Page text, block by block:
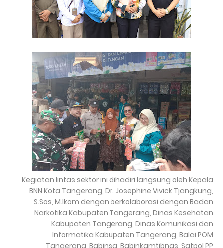
Kegiatan lintas sektor ini dihadiri langsung oleh Kepala
BNN Kota Tangerang, Dr. Josephine Vivick Tjangkung,
S.Sos, M.Ikom dengan berkolaborasi dengan Badan
Narkotika Kabupaten Tangerang, Dinas Kesehatan
Kabupaten Tangerang, Dinas Komunikasi dan
Informatika Kabupaten Tangerang, Balai POM
Tangerang, Babinsa, Babinkamtibnas, Satpol PP